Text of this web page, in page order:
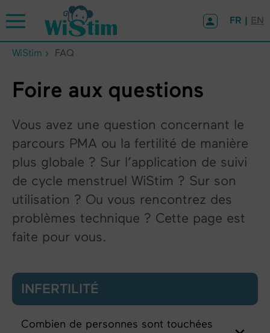
FR | EN
WiStim FAQ
Foire aux questions
Vous avez une question concernant le
parcours PMA ou la fertilité de manière
plus globale ? Sur l’application de suivi
de cycle menstruel WiStim ? Sur son
utilisation ? Ou vous rencontrez des
problèmes technique ? Cette page est
faite pour vous.
INFERTILITÉ
Combien de personnes sont touchées
Panneau de gestion des cookies